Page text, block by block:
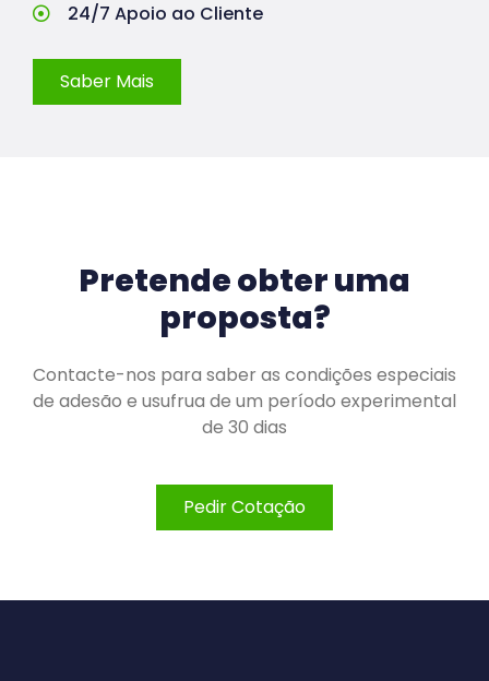
24/7 Apoio ao Cliente
Saber Mais
Pretende obter uma
proposta?
Contacte-nos para saber as condições especiais
de adesão e usufrua de um período experimental
de 30 dias
Pedir Cotação